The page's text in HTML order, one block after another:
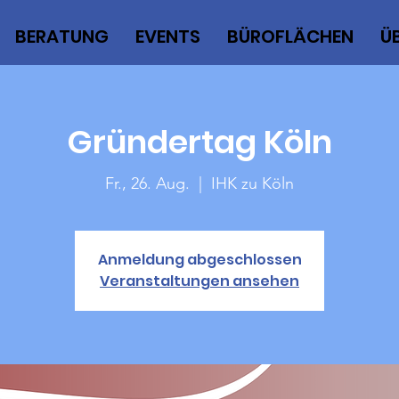
BERATUNG EVENTS BÜROFLÄCHEN
Gründertag Köln
Fr., 26. Aug. IHK zu Köln
Anmeldung abgeschlossen
Veranstaltungen ansehen